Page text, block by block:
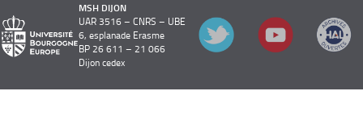
MSH DIJON
UAR 3516 – CNRS – UBE
6, esplanade Erasme
BP 26 611 – 21 066
Dijon cedex